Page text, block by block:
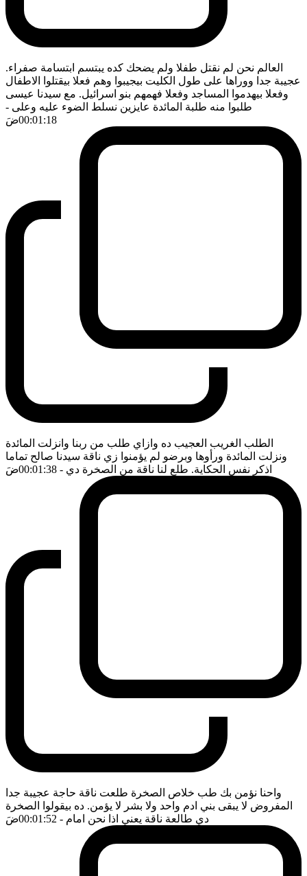
العالم نحن لم نقتل طفلا ولم يضحك كده يبتسم ابتسامة صفراء.
عجيبة جدا ووراها على طول الكليت بيجيبوا وهم فعلا بيقتلوا الاطفال
وفعلا بيهدموا المساجد وفعلا فهمهم بنو اسرائيل. مع سيدنا عيسى
طلبوا منه طلبة المائدة عايزين نسلط الضوء عليه وعلى -
00:01:18ضَ
الطلب الغريب العجيب ده وازاي طلب من ربنا وانزلت المائدة
ونزلت المائدة ورأوها وبرضو لم يؤمنوا زي ناقة سيدنا صالح تماما
اذكر نفس الحكاية. طلع لنا ناقة من الصخرة دي - 00:01:38 ضَ
واحنا نؤمن بك طب خلاص الصخرة طلعت ناقة حاجة عجيبة جدا
المفروض لا يبقى بني ادم واحد ولا بشر لا يؤمن. ده بيقولوا الصخرة
دي طالعة ناقة يعني اذا نحن امام - 00:01:52 ضَ